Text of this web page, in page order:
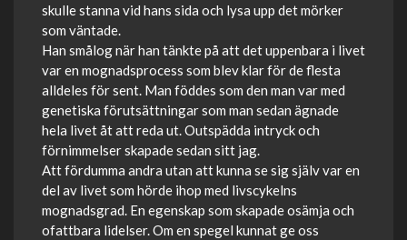
skulle stanna vid hans sida och lysa upp det mörker
som väntade.
Han smålog när han tänkte på att det uppenbara i livet
var en mognadsprocess som blev klar för de flesta
alldeles för sent. Man föddes som den man var med
genetiska förutsättningar som man sedan ägnade
hela livet åt att reda ut. Outspädda intryck och
förnimmelser skapade sedan sitt jag.
Att fördumma andra utan att kunna se sig själv var en
del av livet som hörde ihop med livscykelns
mognadsgrad. En egenskap som skapade osämja och
ofattbara lidelser. Om en spegel kunnat ge oss